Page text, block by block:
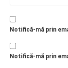
Notifică-mă prin
Notifică-mă prin